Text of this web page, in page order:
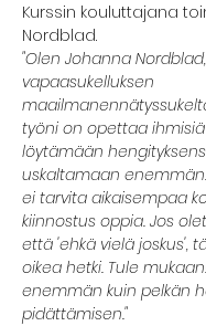
Kurssin kouluttajana
Nordblad.
"Olen Johanna Nordblad,
vapaasukelluksen
työni on opettaa
löytämään
uskaltamaan
ei tarvita aikaisempaa
kiinnostus oppia. Jos
että 'ehkä vielä joskus',
oikea hetki. Tule
enemmän kuin pelkän
pidättämisen."